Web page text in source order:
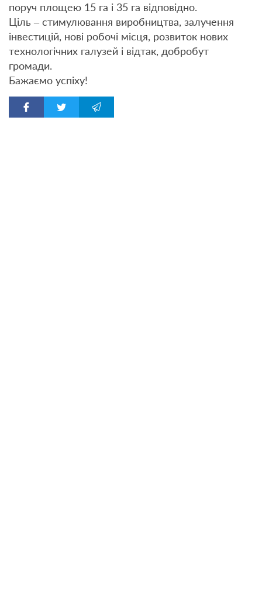
поруч площею 15 га і 35 га відповідно.
Ціль – стимулювання виробництва, залучення
інвестицій, нові робочі місця, розвиток нових
технологічних галузей і відтак, добробут
громади.
Бажаємо успіху!